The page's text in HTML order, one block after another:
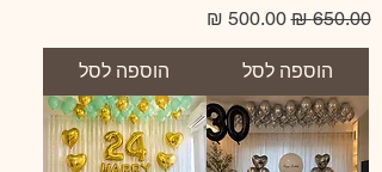
מחיר רגיל‏650.00 ‏₪ מחיר מבצע‏500.00 ‏₪
הוספה לסל הוספה לסל